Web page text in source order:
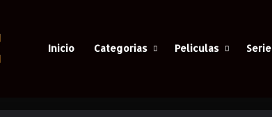
Inicio Categorias Peliculas